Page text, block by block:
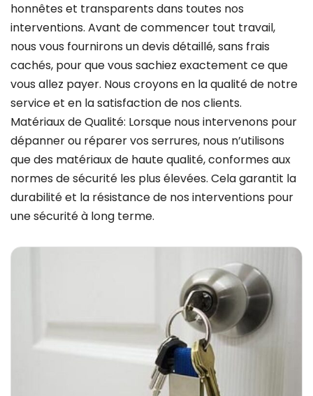
honnêtes et transparents dans toutes nos
interventions. Avant de commencer tout travail,
nous vous fournirons un devis détaillé, sans frais
cachés, pour que vous sachiez exactement ce que
vous allez payer. Nous croyons en la qualité de notre
service et en la satisfaction de nos clients.
Matériaux de Qualité: Lorsque nous intervenons pour
dépanner ou réparer vos serrures, nous n’utilisons
que des matériaux de haute qualité, conformes aux
normes de sécurité les plus élevées. Cela garantit la
durabilité et la résistance de nos interventions pour
une sécurité à long terme.